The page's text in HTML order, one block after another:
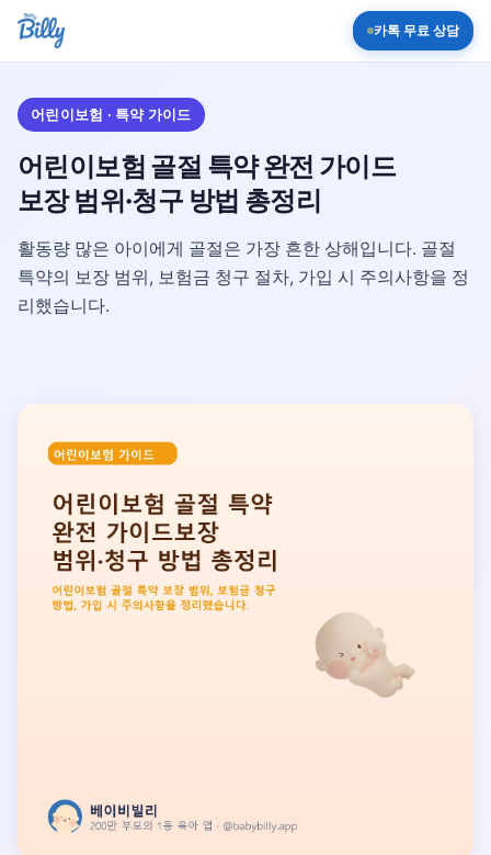
카톡 무료 상담
어린이보험 · 특약 가이드
어린이보험 골절 특약 완전 가이드
보장 범위·청구 방법 총정리
활동량 많은 아이에게 골절은 가장 흔한 상해입니다. 골절
특약의 보장 범위, 보험금 청구 절차, 가입 시 주의사항을 정
리했습니다.